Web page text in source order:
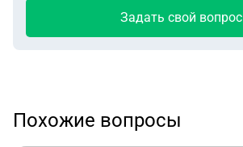
Задать свой вопрос
Похожие вопросы